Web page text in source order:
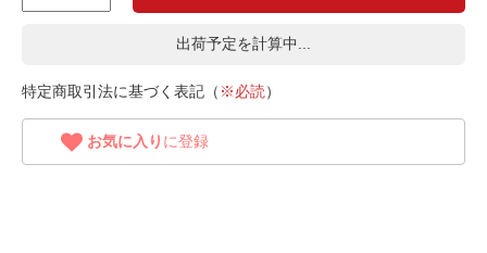
出荷予定を計算中...
特定商取引法に基づく表記（ ※必読）
お気に入り に登録